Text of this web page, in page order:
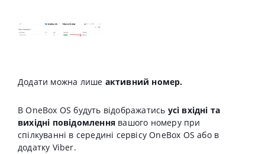
Додати можна лише активний номер.
В OneBox OS будуть відображатись усі вхідні та
вихідні повідомлення вашого номеру при
спілкуванні в середині сервісу OneBox OS або в
додатку Viber.